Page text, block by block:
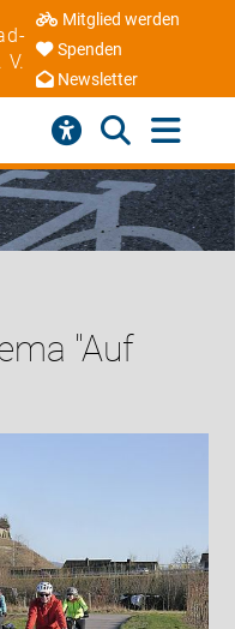
Mitglied werden
Spenden
Newsletter
"Auf